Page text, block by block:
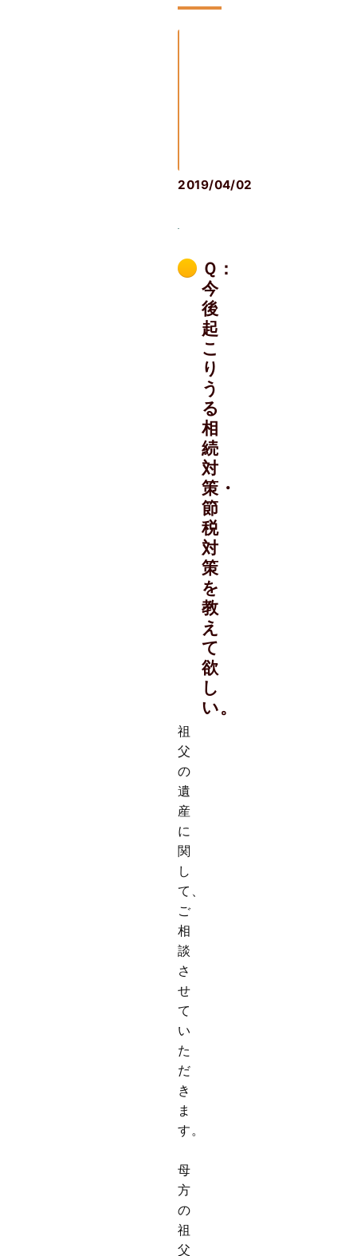
2019/04/02
Ｑ：
今
後
起
こ
り
う
る
相
続
対
策・
節
税
対
策
を
教
え
て
欲
し
い。
祖
父
の
遺
産
に
関
し
て、
ご
相
談
さ
せ
て
い
た
だ
き
ま
す。
母
方
の
祖
父